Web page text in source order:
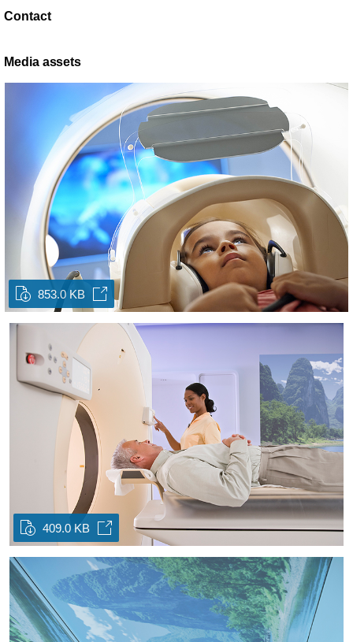
Contact
Media assets
853.0 KB
409.0 KB